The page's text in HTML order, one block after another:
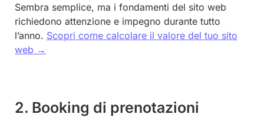
Sembra semplice, ma i fondamenti del sito web
richiedono attenzione e impegno durante tutto
l’anno. Scopri come calcolare il valore del tuo sito
web →
2. Booking di prenotazioni